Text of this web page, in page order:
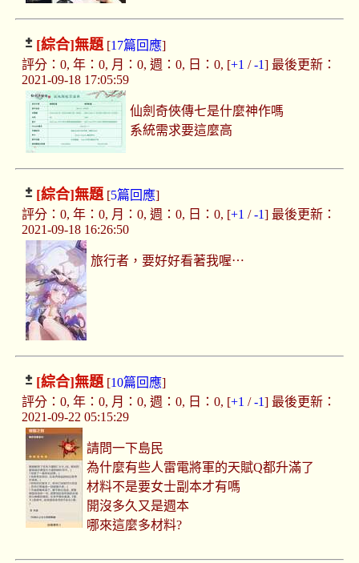
[綜合]無題[17篇回應]
評分：0, 年：0, 月：0, 週：0, 日：0, [+1 /-1] 最後更新：
2021-09-18 17:05:59
仙劍奇俠傳七是什麼神作嗎
系統需求要這麼高
[綜合]無題[5篇回應]
評分：0, 年：0, 月：0, 週：0, 日：0, [+1 /-1] 最後更新：
2021-09-18 16:26:50
旅行者，要好好看著我喔⋯
[綜合]無題[10篇回應]
評分：0, 年：0, 月：0, 週：0, 日：0, [+1 /-1] 最後更新：
2021-09-22 05:15:29
請問一下島民
為什麼有些人雷電將軍的天賦Q都升滿了
材料不是要女士副本才有嗎
開沒多久又是週本
哪來這麼多材料?